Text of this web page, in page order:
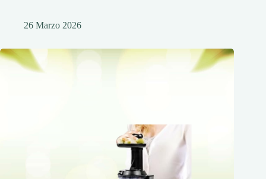
26 Marzo 2026